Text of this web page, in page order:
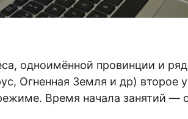
одноимённой провинции и
Огненная Земля и др) второе
Время начала занятий — с